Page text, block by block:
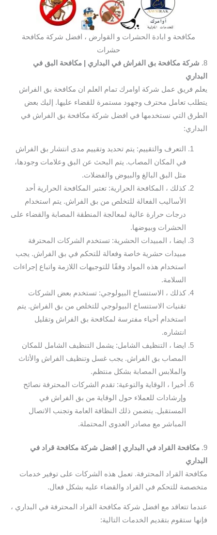
مكافحة و ابادة الحشرات و القوارض ، افضل شركة مكافحة
حشرات
8. شركة مكافحة بق الفراش في البداري
| مكافحة البق في
البداري
يعلم فريق عمل شركة اوامرك تمام العلم ان مكافحة بق الفراش
يتطلب تعامل محترف وجهود مستمرة للقضاء عليها. إليك بعض
الطرق التي نستخدمها في افضل شركة مكافحة بق الفراش في
البداري:
التعرف والتقييم: يتم تحديد وتقييم مدى انتشار بق الفراش
في المكان المصاب. يتم البحث عن البق وعلامات وجودها،
مثل البق البالغ والبيوض والفضلات.
كذلك ، المكافحة الحرارية: تعتبر المكافحة الحرارية أحد
الأساليب الفعالة للتخلص من بق الفراش. يتم استخدام
درجات حرارة عالية لمعالجة المنطقة المصابة والقضاء على
الحشرات وبيوضها.
ايضا ، المبيدات الحشرية: تستخدم الشركات المحترفة
مبيدات حشرية خاصة وفعالة للتحكم في بق الفراش. يجب
استخدام هذه المواد وفقًا للتوجيهات اللازمة واتباع إجراءات
السلامة.
كذلك ، الاستنساخ البيولوجي: تستخدم بعض الشركات
تقنيات الاستنساخ البيولوجي للتخلص من بق الفراش. يتم
استخدام أحياء مفترسة لمكافحة بق الفراش وتقليل
انتشاره.
ايضا ، التنظيف الشامل: يشمل التنظيف الشامل للمكان
المصاب بق الفراش. يجب غسل وتنظيف الفراش والأثاث
والملابس المصابة بشكل منتظم.
أخيرا ، الوقاية والتوعية: تقدم الشركات المحترفة نصائح
وإرشادات للعملاء حول الوقاية من بق الفراش في
المستقبل. يتضمن ذلك النظافة العامة وتجنب الاتصال
المباشر مع مصادر العدوى المحتملة.
9. مكافحة القراد في البداري | افضل شركة مكافحة قراد في
البداري
مكافحة القراد المحترفة. تعمل هذه الشركات على توفير خدمات
متخصصة للتحكم في القراد والقضاء عليه بشكل فعال.
عندما تتعاقد مع افضل شركة مكافحة القراد المحترفة في البداري ،
فإنها ستقوم بتقديم الخدمات التالية: